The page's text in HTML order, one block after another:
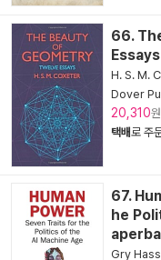
66.
H. S. M.
Dover
20,310
택배로 주
67.
he
Gry